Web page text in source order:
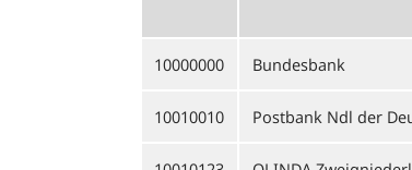
10000000 Bundesbank
10010010 Postbank Ndl der